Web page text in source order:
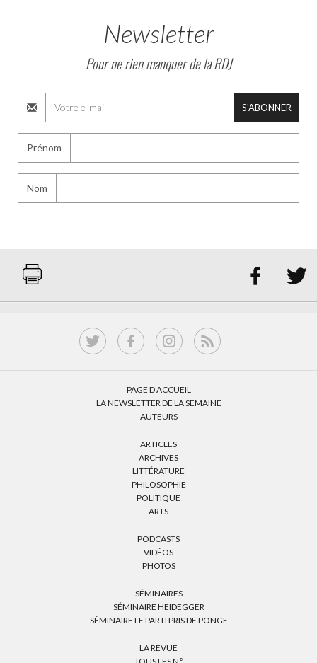
Newsletter
Pour ne rien manquer de la RDJ
S'ABONNER
Prénom
Nom
 
PAGE D’ACCUEIL
LA NEWSLETTER DE LA SEMAINE
AUTEURS
ARTICLES
ARCHIVES
LITTÉRATURE
PHILOSOPHIE
POLITIQUE
ARTS
PODCASTS
VIDÉOS
PHOTOS
SÉMINAIRES
SÉMINAIRE HEIDEGGER
SÉMINAIRE LE PARTI PRIS DE PONGE
LA REVUE